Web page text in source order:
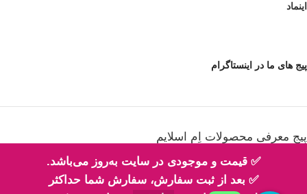
✅ قیمت و موجودی در سایت به‌روز می‌باشد.
✅ بعد از ثبت سفارش، سفارش شما حداکثر
اینماد
پیج های ما در اینستاگرام
پیج معرفی محصولات اِم اسلایم